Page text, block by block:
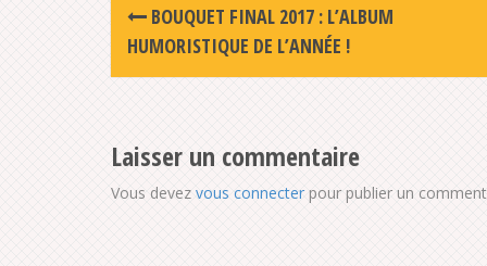
navigation
BOUQUET FINAL 2017 : L’ALBUM
HUMORISTIQUE DE L’ANNÉE !
Laisser un commentaire
Vous devez vous connecter pour publier un